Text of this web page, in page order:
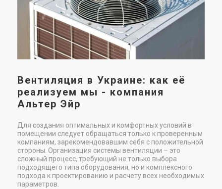
Вентиляция в Украине: как её
реализуем мы - компания
Альтер Эйр
Для создания оптимальных и комфортных условий в
помещении следует обращаться только к проверенным
компаниям, зарекомендовавшим себя с положительной
стороны. Организация системы вентиляции – это
сложный процесс, требующий не только выбора
подходящего типа оборудования, но и комплексного
подхода к проектированию и расчету всех необходимых
параметров.